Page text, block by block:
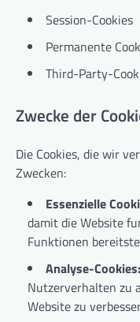
Session-Cookies
Permanente
Third-Party-
Zwecke der
Die Cookies, die wir
Zwecken:
Essenzielle
damit die Website
Funktionen
Analyse-Cookies:
Nutzerverhalten zu
Website zu